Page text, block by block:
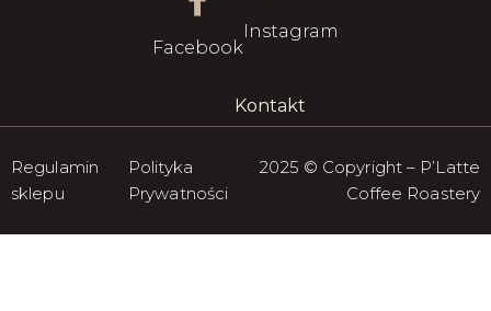
Facebook
Instagram
Kontakt
Regulamin
sklepu
Polityka
Prywatności
2025 © Copyright – P’Latte
Coffee Roastery